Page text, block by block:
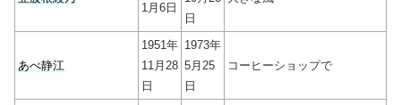
1月6日
日
あべ静江
1951年
11月28
日
1973年
5月25
日
コーヒーショップで